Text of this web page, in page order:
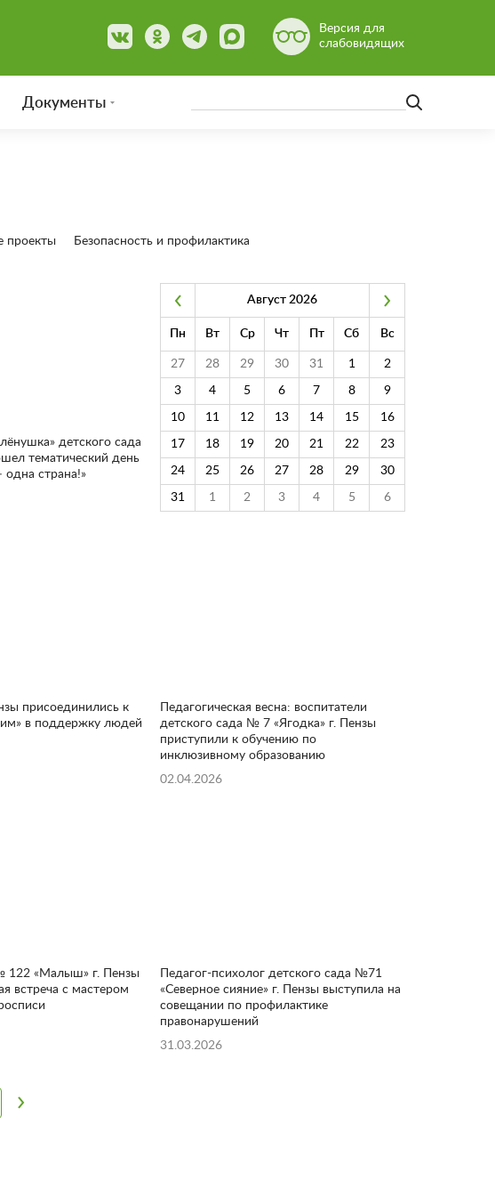
Версия для
слабовидящих
Документы
проекты Безопасность и профилактика
детского сада
тематический день
одна страна!»
Август 2026
Пн Вт Ср Чт Пт Сб Вс
27 28 29 30 31 1 2
3 4 5 6 7 8 9
10 11 12 13 14 15 16
17 18 19 20 21 22 23
24 25 26 27 28 29 30
31 1 2 3 4 5 6
присоединились к
в поддержку людей
Педагогическая весна: воспитатели
детского сада № 7 «Ягодка» г. Пензы
приступили к обучению по
инклюзивному образованию
02.04.2026
122 «Малыш» г. Пензы
встреча с мастером
Педагог-психолог детского сада №71
«Северное сияние» г. Пензы выступила на
совещании по профилактике
правонарушений
31.03.2026